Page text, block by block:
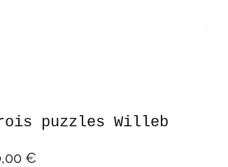
puzzles Willeb
€